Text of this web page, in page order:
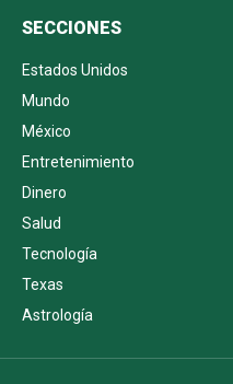
SECCIONES
Estados Unidos
Mundo
México
Entretenimiento
Dinero
Salud
Tecnología
Texas
Astrología